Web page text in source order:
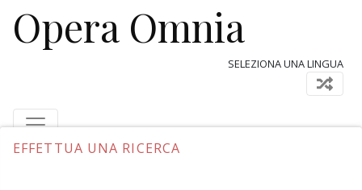
Opera Omnia
SELEZIONA UNA LINGUA
EFFETTUA UNA RICERCA